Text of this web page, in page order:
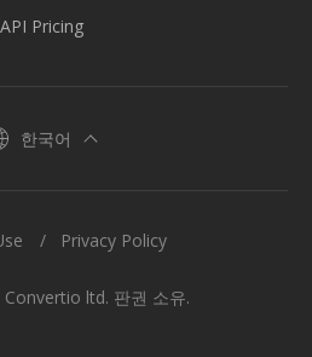
API Pricing
한국어
ltd. 판권 소유.
Privacy Policy